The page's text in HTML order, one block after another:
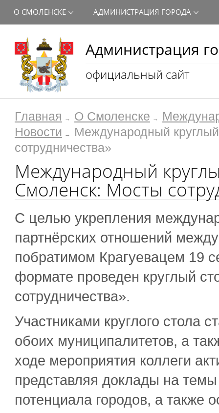
Администрация
официальный сайт
О СМОЛЕНСКЕ АДМИНИСТРАЦИЯ ГОРОДА
Главная О Смоленске
Новости
Международный
сотрудничества»
Международный
Смоленск: Мосты
С целью укрепления
партнёрских отношений
побратимом Крагуевацем 19
формате проведен круглый
сотрудничества».
Участниками круглого стола
обоих муниципалитетов, а
ходе мероприятия коллеги
представляя доклады на темы
потенциала городов, а также